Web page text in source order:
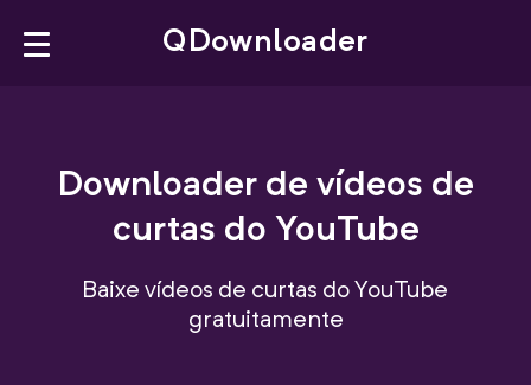
×
Bookmarklet
Browser Extension
YouTube Downloader
QDownloader
Downloader de vídeos de
curtas do YouTube
Baixe vídeos de curtas do YouTube
gratuitamente